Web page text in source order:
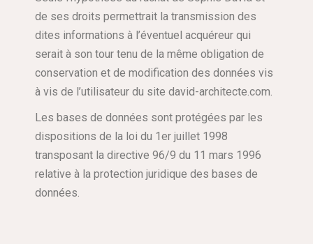
de ses droits permettrait la transmission des
dites informations à l’éventuel acquéreur qui
serait à son tour tenu de la même obligation de
conservation et de modification des données vis
à vis de l’utilisateur du site david-architecte.com.
Les bases de données sont protégées par les
dispositions de la loi du 1er juillet 1998
transposant la directive 96/9 du 11 mars 1996
relative à la protection juridique des bases de
données.